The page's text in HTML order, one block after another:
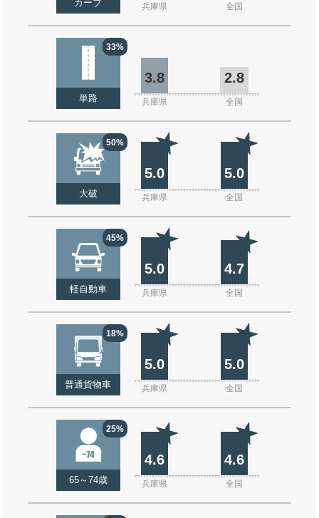
カーブ 兵庫県 全国
33%
単路
3.8 2.8
兵庫県 全国
50%
大破
5.0 5.0
兵庫県 全国
45%
軽自動車
5.0 4.7
兵庫県 全国
18%
普通貨物車
5.0 5.0
兵庫県 全国
25%
65～74歳
4.6 4.6
兵庫県 全国